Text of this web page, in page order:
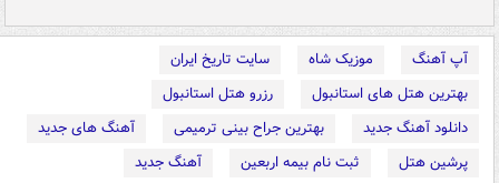
آپ آهنگ موزیک شاه
سایت تاریخ ایران
بهترین هتل های استانبول
رزرو هتل استانبول
دانلود آهنگ جدید
بهترین جراح بینی ترمیمی
آهنگ های جدید
پرشین هتل
ثبت نام بیمه اربعین
آهنگ جدید